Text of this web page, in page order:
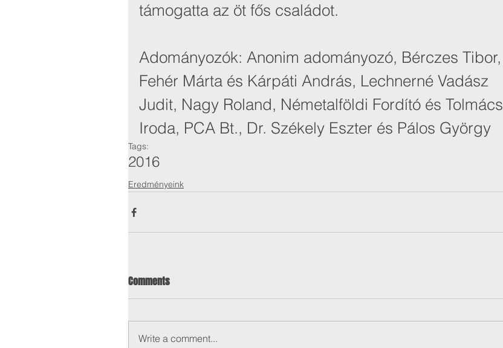
támogatta az öt fős családot.
Adományozók: Anonim adományozó, Bérczes Tibor,
Fehér Márta és Kárpáti András, Lechnerné Vadász
Judit, Nagy Roland, Németalföldi Fordító és Tolmács
Iroda, PCA Bt., Dr. Székely Eszter és Pálos György
Tags:
2016
Eredményeink
Comments
Write a comment...